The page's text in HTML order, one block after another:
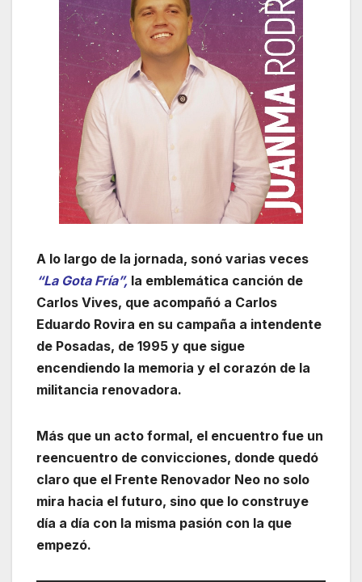
A lo largo de la jornada, sonó varias veces
“La Gota Fría”, la emblemática canción de
Carlos Vives, que acompañó a Carlos
Eduardo Rovira en su campaña a intendente
de Posadas, de 1995 y que sigue
encendiendo la memoria y el corazón de la
militancia renovadora.
Más que un acto formal, el encuentro fue un
reencuentro de convicciones, donde quedó
claro que el Frente Renovador Neo no solo
mira hacia el futuro, sino que lo construye
día a día con la misma pasión con la que
empezó.